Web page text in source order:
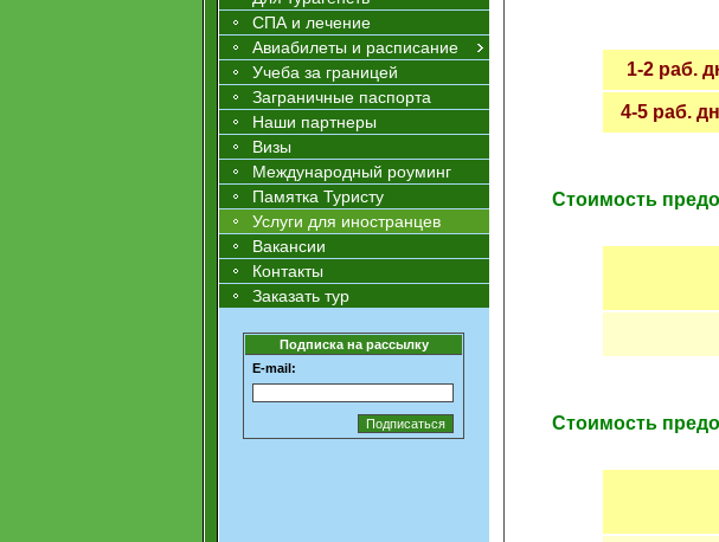
СПА и лечение
Авиабилеты и расписание
Учеба за границей
Заграничные паспорта
Наши партнеры
Визы
Международный роуминг
Памятка Туристу
Услуги для иностранцев
Вакансии
Контакты
Заказать тур
Подписка на рассылку
E-mail:
1-2 раб.
4-5 раб.
Стоимость
Стоимость